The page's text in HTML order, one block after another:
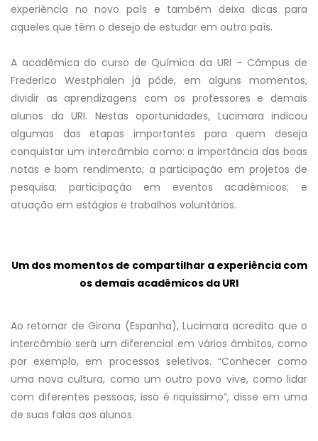
experiência no novo país e também deixa dicas para
aqueles que têm o desejo de estudar em outro país.
A acadêmica do curso de Química da URI – Câmpus de
Frederico Westphalen já pôde, em alguns momentos,
dividir as aprendizagens com os professores e demais
alunos da URI. Nestas oportunidades, Lucimara indicou
algumas das etapas importantes para quem deseja
conquistar um intercâmbio como: a importância das boas
notas e bom rendimento; a participação em projetos de
pesquisa; participação em eventos acadêmicos; e
atuação em estágios e trabalhos voluntários.
Um dos momentos de compartilhar a experiência com
os demais acadêmicos da URI
Ao retornar de Girona (Espanha), Lucimara acredita que o
intercâmbio será um diferencial em vários âmbitos, como
por exemplo, em processos seletivos. “Conhecer como
uma nova cultura, como um outro povo vive, como lidar
com diferentes pessoas, isso é riquíssimo”, disse em uma
de suas falas aos alunos.